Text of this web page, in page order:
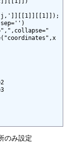
のみ設定